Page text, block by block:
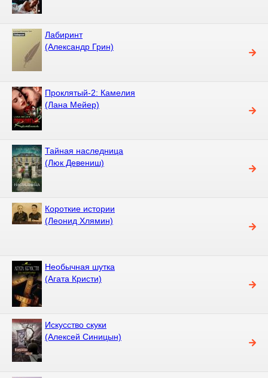
Лабиринт
(Александр Грин)
Проклятый-2: Камелия
(Лана Мейер)
Тайная наследница
(Люк Девениш)
Короткие истории
(Леонид Хлямин)
Необычная шутка
(Агата Кристи)
Искусство скуки
(Алексей Синицын)